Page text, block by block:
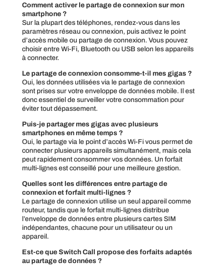
Comment activer le partage de connexion sur mon
smartphone ?
Sur la plupart des téléphones, rendez-vous dans les
paramètres réseau ou connexion, puis activez le point
d’accès mobile ou partage de connexion. Vous pouvez
choisir entre Wi-Fi, Bluetooth ou USB selon les appareils
à connecter.
Le partage de connexion consomme-t-il mes gigas ?
Oui, les données utilisées via le partage de connexion
sont prises sur votre enveloppe de données mobile. Il est
donc essentiel de surveiller votre consommation pour
éviter tout dépassement.
Puis-je partager mes gigas avec plusieurs
smartphones en même temps ?
Oui, le partage via le point d’accès Wi-Fi vous permet de
connecter plusieurs appareils simultanément, mais cela
peut rapidement consommer vos données. Un forfait
multi-lignes est conseillé pour une meilleure gestion.
Quelles sont les différences entre partage de
connexion et forfait multi-lignes ?
Le partage de connexion utilise un seul appareil comme
routeur, tandis que le forfait multi-lignes distribue
l’enveloppe de données entre plusieurs cartes SIM
indépendantes, chacune pour un utilisateur ou un
appareil.
Est-ce que Switch Call propose des forfaits adaptés
au partage de données ?